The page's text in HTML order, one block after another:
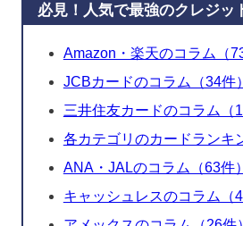
必見！人気で最強のクレジッ
Amazon・楽天のコラム（73
JCBカードのコラム（34件）
三井住友カードのコラム（
各カテゴリのカードランキ
ANA・JALのコラム（63件）
キャッシュレスのコラム（